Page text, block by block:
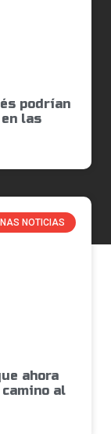
podrían
las
NOTICIAS
ahora
al